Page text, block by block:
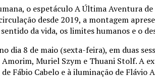
o espetáculo A Última Aventura
desde 2019, a montagem
da vida, os limites humanos e o
8 de maio (sexta-feira), em duas
Muriel Szym e Thuani Stolf. A
Fábio Cabelo e à iluminação de Flávio